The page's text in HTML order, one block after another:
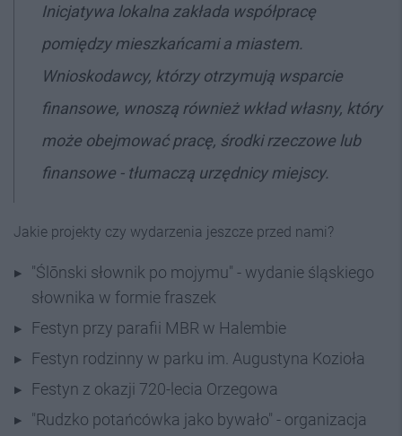
Inicjatywa lokalna zakłada współpracę
pomiędzy mieszkańcami a miastem.
Wnioskodawcy, którzy otrzymują wsparcie
finansowe, wnoszą również wkład własny, który
może obejmować pracę, środki rzeczowe lub
finansowe - tłumaczą urzędnicy miejscy.
Jakie projekty czy wydarzenia jeszcze przed nami?
"Ślōnski słownik po mojymu" - wydanie śląskiego
słownika w formie fraszek
Festyn przy parafii MBR w Halembie
Festyn rodzinny w parku im. Augustyna Kozioła
Festyn z okazji 720-lecia Orzegowa
"Rudzko potańcówka jako bywało" - organizacja